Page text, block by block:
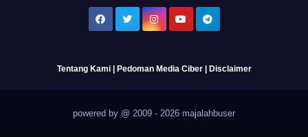
Tentang Kami| Pedoman Media Ciber| Disclaimer
powered by @ 2009 - 2026 majalahbuser